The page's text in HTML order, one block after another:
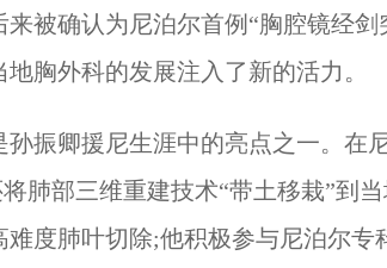
来被确认为尼泊尔首例“胸腔镜经
胸外科的发展注入了新的活力。
孙振卿援尼生涯中的亮点之一。在
肺部三维重建技术“带土移栽”到
难度肺叶切除;他积极参与尼泊尔